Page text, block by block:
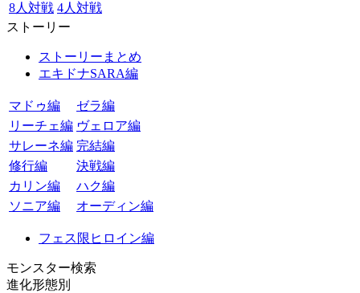
8人対戦 4人対戦
ストーリー
ストーリーまとめ
エキドナSARA編
マドゥ編
ゼラ編
リーチェ編 ヴェロア編
サレーネ編 完結編
修行編
決戦編
カリン編
ハク編
ソニア編
オーディン編
フェス限ヒロイン編
モンスター検索
進化形態別